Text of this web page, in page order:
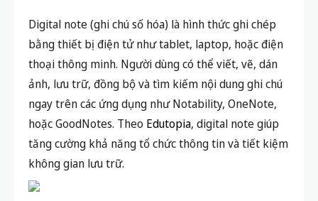
Digital note (ghi chú số hóa) là hình thức ghi chép
bằng thiết bị điện tử như tablet, laptop, hoặc điện
thoại thông minh. Người dùng có thể viết, vẽ, dán
ảnh, lưu trữ, đồng bộ và tìm kiếm nội dung ghi chú
ngay trên các ứng dụng như Notability, OneNote,
hoặc GoodNotes. Theo Edutopia, digital note giúp
tăng cường khả năng tổ chức thông tin và tiết kiệm
không gian lưu trữ.